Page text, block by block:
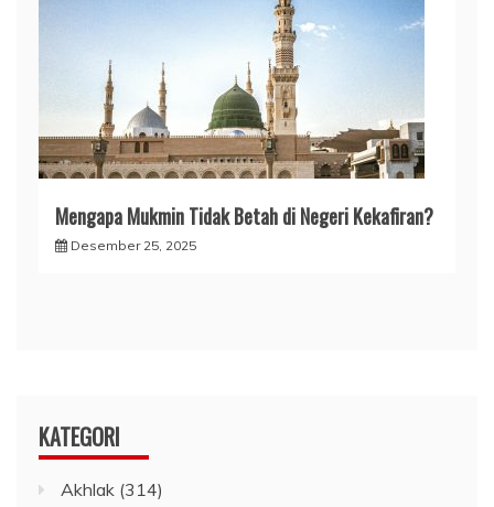
Mengapa Mukmin Tidak Betah di Negeri Kekafiran?
Desember 25, 2025
KATEGORI
Akhlak (314)